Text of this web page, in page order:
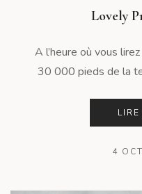
Lovely
A l’heure où vous
30 000 pieds de la
LIRE
4